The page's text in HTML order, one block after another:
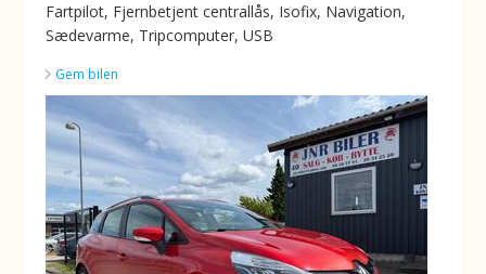
Fartpilot, Fjernbetjent centrallås, Isofix, Navigation,
Sædevarme, Tripcomputer, USB
Gem bilen